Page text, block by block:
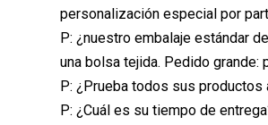
personalización especial por
P: ¿nuestro embalaje estándar
una bolsa tejida. Pedido grande:
P: ¿Prueba todos sus productos
P: ¿Cuál es su tiempo de